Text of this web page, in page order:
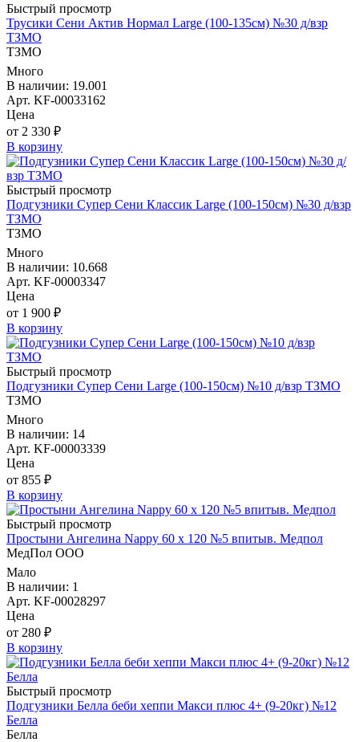
Быстрый просмотр
Трусики Сени Актив Нормал Large (100-135см) №30 д/взр
ТЗМО
ТЗМО
Много
В наличии: 19.001
Арт. KF-00033162
Цена
от 2 330 ₽
В корзину
Быстрый просмотр
Подгузники Супер Сени Классик Large (100-150см) №30 д/взр
ТЗМО
ТЗМО
Много
В наличии: 10.668
Арт. KF-00003347
Цена
от 1 900 ₽
В корзину
Быстрый просмотр
Подгузники Супер Сени Large (100-150см) №10 д/взр ТЗМО
ТЗМО
Много
В наличии: 14
Арт. KF-00003339
Цена
от 855 ₽
В корзину
Быстрый просмотр
Простыни Ангелина Nappy 60 х 120 №5 впитыв. Медпол
МедПол ООО
Мало
В наличии: 1
Арт. KF-00028297
Цена
от 280 ₽
В корзину
Быстрый просмотр
Подгузники Белла беби хеппи Макси плюс 4+ (9-20кг) №12
Белла
Белла